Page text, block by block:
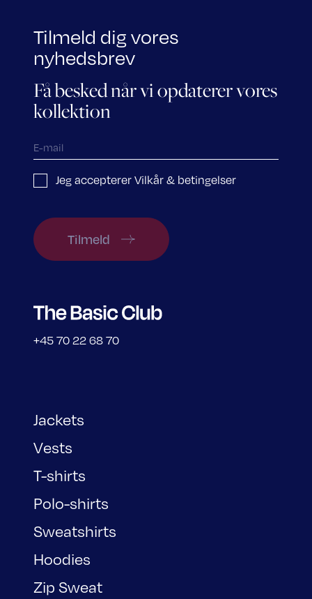
Tilmeld dig vores
nyhedsbrev
Få besked når vi opdaterer vores
kollektion
Jeg accepterer Vilkår & betingelser
Tilmeld
+45 70 22 68 70
Jackets
Vests
T-shirts
Polo-shirts
Sweatshirts
Hoodies
Zip Sweat